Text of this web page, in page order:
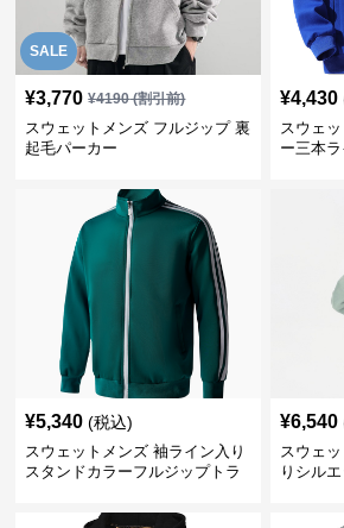
SALE
¥3,770 ¥4190(割引前)
スウェットメンズ フルジップ 裏
起毛パーカー
¥4,430
スウェ
ー三本
¥5,340 (税込)
スウェットメンズ 袖ライン入り
スタンドカラーフルジップトラ
¥6,540
スウェ
りシル